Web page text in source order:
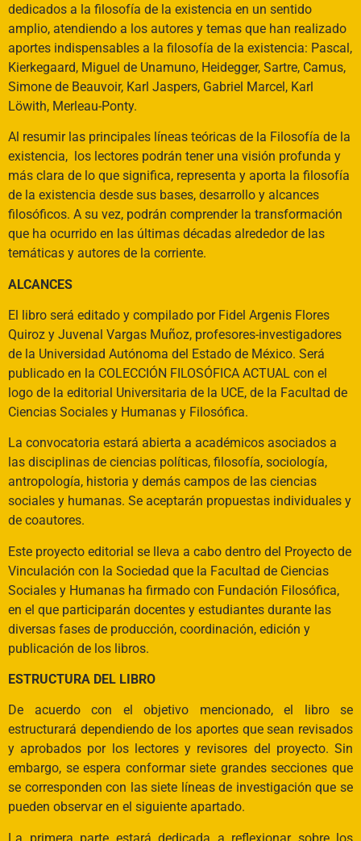
dedicados a la filosofía de la existencia en un sentido
amplio, atendiendo a los autores y temas que han realizado
aportes indispensables a la filosofía de la existencia: Pascal,
Kierkegaard, Miguel de Unamuno, Heidegger, Sartre, Camus,
Simone de Beauvoir, Karl Jaspers, Gabriel Marcel, Karl
Löwith, Merleau-Ponty.
Al resumir las principales líneas teóricas de la Filosofía de la
existencia, los lectores podrán tener una visión profunda y
más clara de lo que significa, representa y aporta la filosofía
de la existencia desde sus bases, desarrollo y alcances
filosóficos. A su vez, podrán comprender la transformación
que ha ocurrido en las últimas décadas alrededor de las
temáticas y autores de la corriente.
ALCANCES
El libro será editado y compilado por Fidel Argenis Flores
Quiroz y Juvenal Vargas Muñoz, profesores-investigadores
de la Universidad Autónoma del Estado de México. Será
publicado en la COLECCIÓN FILOSÓFICA ACTUAL con el
logo de la editorial Universitaria de la UCE, de la Facultad de
Ciencias Sociales y Humanas y Filosófica.
La convocatoria estará abierta a académicos asociados a
las disciplinas de ciencias políticas, filosofía, sociología,
antropología, historia y demás campos de las ciencias
sociales y humanas. Se aceptarán propuestas individuales y
de coautores.
Este proyecto editorial se lleva a cabo dentro del Proyecto de
Vinculación con la Sociedad que la Facultad de Ciencias
Sociales y Humanas ha firmado con Fundación Filosófica,
en el que participarán docentes y estudiantes durante las
diversas fases de producción, coordinación, edición y
publicación de los libros.
ESTRUCTURA DEL LIBRO
De acuerdo con el objetivo mencionado, el libro se
estructurará dependiendo de los aportes que sean revisados
y aprobados por los lectores y revisores del proyecto. Sin
embargo, se espera conformar siete grandes secciones que
se corresponden con las siete líneas de investigación que se
pueden observar en el siguiente apartado.